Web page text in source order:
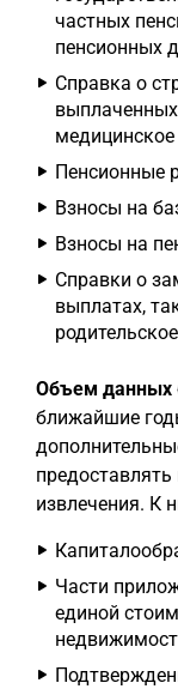
частных
пенсионных
Справка о
медицинское
Пенсионные
Взносы на
Взносы на
Справки о
выплатах,
Объем данных
ближайшие
извлечения. К
Части
единой